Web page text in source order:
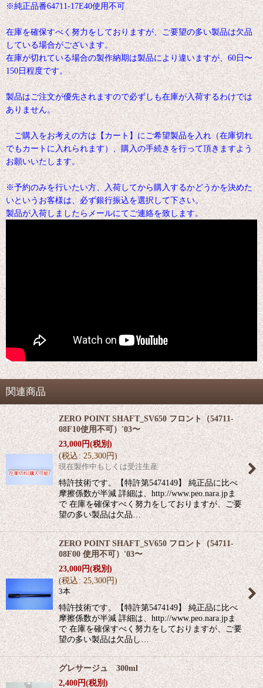
※純正品番64711-17E40使用不可
在庫を確保すべく努力をしておりますが、ご要望の多い製品は欠品
している場合がございます。
在庫が切れている場合の製作納期は製品により違いますが、60日〜
150日程度です。
製品はご注文が優先されますので必ずしも在庫が入荷するわけでは
ありません。
ご購入をお考えの方は【カート】にご希望製品を入れ（在庫切れ
でもカートに入れられます）、購入の手続きを行って頂きますよう
お願いいたします。
※予約のみを行いたい方、入荷してから購入するかどうかを決めた
いというお客様は、必ず銀行振込を選択して下さい。
製品が入荷しましたらメールにてご連絡を致します。
関連商品
ZERO POINT SHAFT_SV650 フロント（54711-
08F10使用不可）'03〜
23,000円(税別)
(税込: 25,300円)
現在製作中もしくは受注生産
特許技術です。【特許第5474149】 純正品に比べ
摩擦係数が半減 詳細は、http://www.peo.nara.jpま
で 在庫を確保すべく努力をしておりますが、ご要
望の多い製品は欠品…
ZERO POINT SHAFT_SV650 フロント（54711-
08F00 使用不可）'03〜
23,000円(税別)
(税込: 25,300円)
3本
特許技術です。【特許第5474149】 純正品に比べ
摩擦係数が半減 詳細は、http://www.peo.nara.jpま
で 在庫を確保すべく努力をしておりますが、ご要
望の多い製品は欠品し…
グレサージュ 300ml
2,400円(税別)